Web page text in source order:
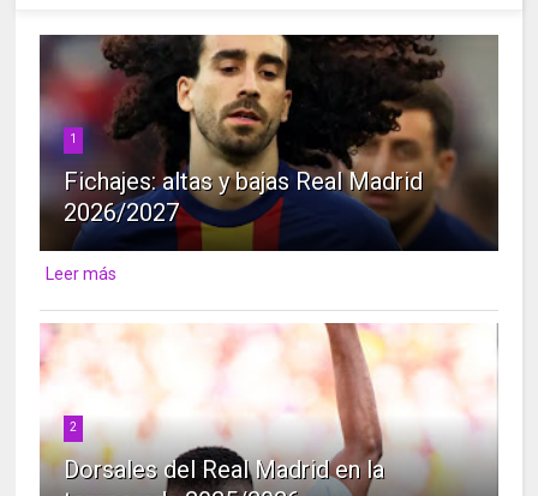
1
Fichajes: altas y bajas Real Madrid
2026/2027
Leer más
2
Dorsales del Real Madrid en la